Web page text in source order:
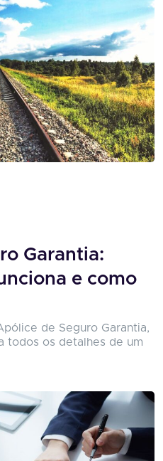
Garantia:
e como
de Seguro Garantia,
todos os detalhes de um